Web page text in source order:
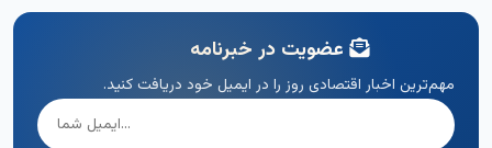
عضویت در خبرنامه
مهم‌ترین اخبار اقتصادی روز را در ایمیل خود دریافت کنید.